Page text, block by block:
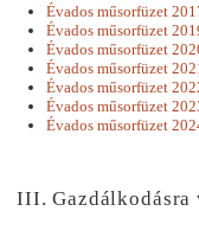
Évados műsorfüzet
Évados műsorfüzet
Évados műsorfüzet
Évados műsorfüzet
Évados műsorfüzet
Évados műsorfüzet
Évados műsorfüzet
III. Gazdálkodásra